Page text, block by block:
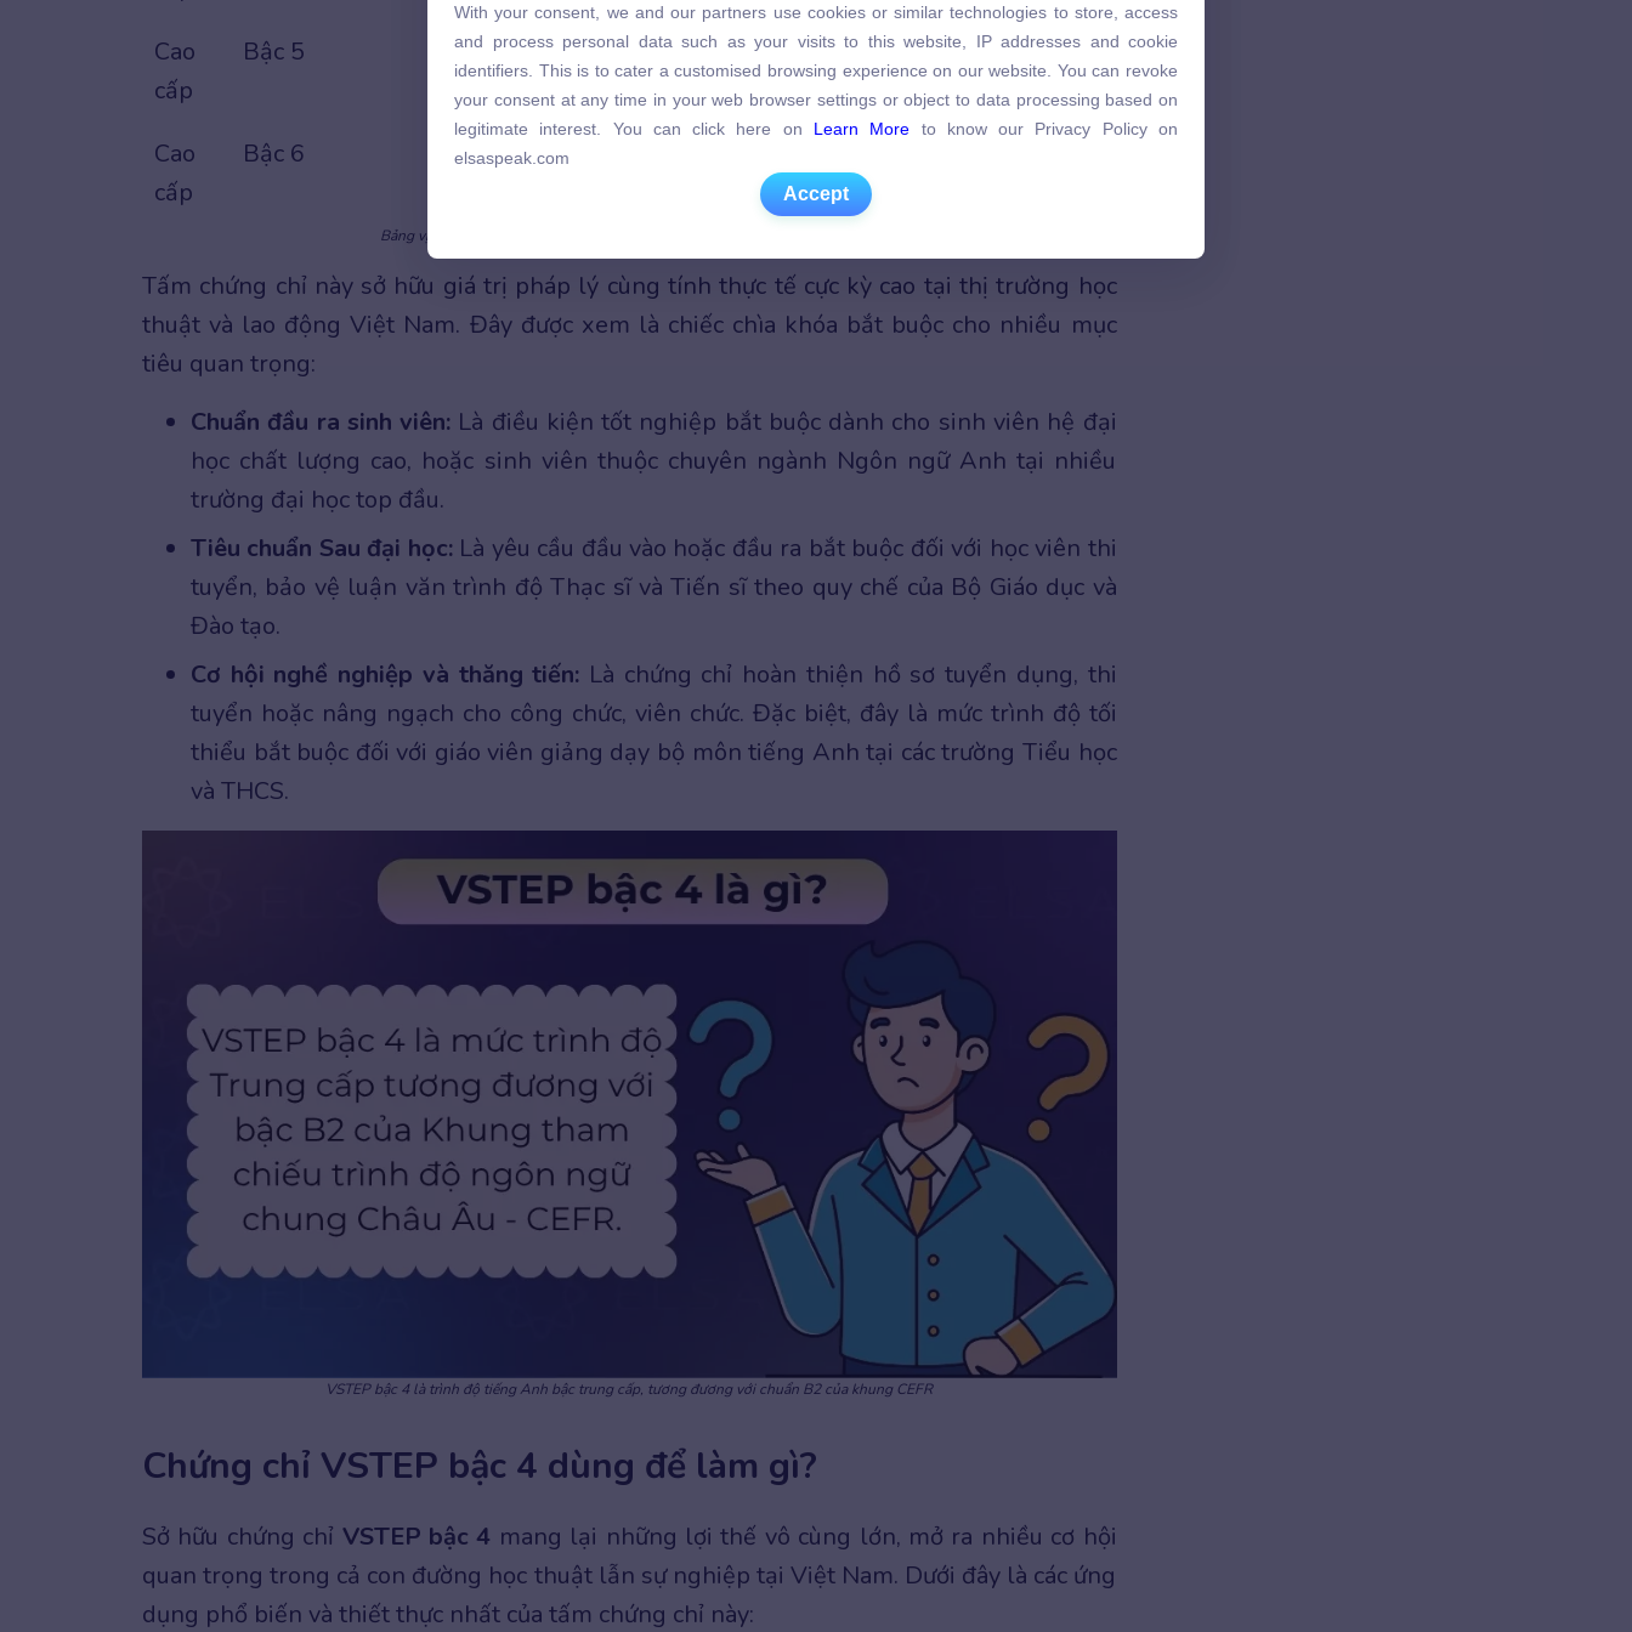
Cao
cấp
Bậc 5 C1
Cao
cấp
Bậc 6
Bảng vị trí của VSTEP bậc 4 trong Khung năng lực ngoại ngữ 6 bậc Việt Nam
Tấm chứng chỉ này sở hữu giá trị pháp lý cùng tính thực tế cực kỳ cao tại thị trường học
thuật và lao động Việt Nam. Đây được xem là chiếc chìa khóa bắt buộc cho nhiều mục
tiêu quan trọng:
Chuẩn đầu ra sinh viên: Là điều kiện tốt nghiệp bắt buộc dành cho sinh viên hệ đại
học chất lượng cao, hoặc sinh viên thuộc chuyên ngành Ngôn ngữ Anh tại nhiều
trường đại học top đầu.
Tiêu chuẩn Sau đại học:Là yêu cầu đầu vào hoặc đầu ra bắt buộc đối với học viên thi
tuyển, bảo vệ luận văn trình độ Thạc sĩ và Tiến sĩ theo quy chế của Bộ Giáo dục và
Đào tạo.
Cơ hội nghề nghiệp và thăng tiến: Là chứng chỉ hoàn thiện hồ sơ tuyển dụng, thi
tuyển hoặc nâng ngạch cho công chức, viên chức. Đặc biệt, đây là mức trình độ tối
thiểu bắt buộc đối với giáo viên giảng dạy bộ môn tiếng Anh tại các trường Tiểu học
và THCS.
VSTEP bậc 4 là trình độ tiếng Anh bậc trung cấp, tương đương với chuẩn B2 của khung CEFR
Chứng chỉ VSTEP bậc 4 dùng để làm gì?
Sở hữu chứng chỉ VSTEP bậc 4 mang lại những lợi thế vô cùng lớn, mở ra nhiều cơ hội
quan trọng trong cả con đường học thuật lẫn sự nghiệp tại Việt Nam. Dưới đây là các ứng
dụng phổ biến và thiết thực nhất của tấm chứng chỉ này:
and process personal data such as your visits to this website, IP addresses and cookie
identifiers. This is to cater a customised browsing experience on our website. You can revoke
your consent at any time in your web browser settings or object to data processing based on
legitimate interest. You can click here on
Learn More
to know our Privacy Policy on
elsaspeak.com
Accept
With your consent, we and our partners use cookies or similar technologies to store, access
and process personal data such as your visits to this website, IP addresses and cookie
identifiers. This is to cater a customised browsing experience on our website. You can revoke
your consent at any time in your web browser settings or object to data processing based on
legitimate interest. You can click here on Learn More to know our Privacy Policy on
elsaspeak.com
Accept